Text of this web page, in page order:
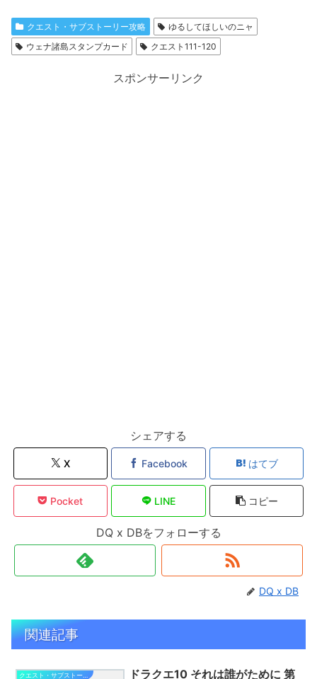
クエスト・サブストーリー攻略
ゆるしてほしいのニャ
ウェナ諸島スタンプカード
クエスト111-120
スポンサーリンク
シェアする
X Facebook はてブ
Pocket LINE コピー
DQ x DBをフォローする
DQ x DB
関連記事
クエスト・サブストーリー攻略 ドラクエ10 それは誰がために 第